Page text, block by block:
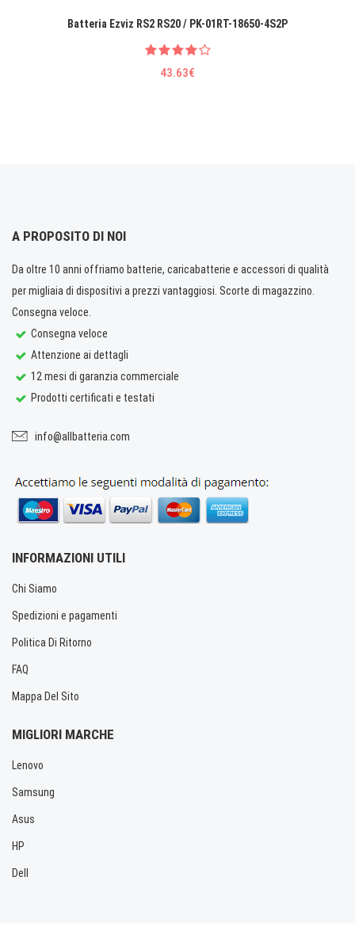
Batteria Ezviz RS2 RS20 / PK-01RT-18650-4S2P
43.63€
A PROPOSITO DI NOI
Da oltre 10 anni offriamo batterie, caricabatterie e accessori di qualità
per migliaia di dispositivi a prezzi vantaggiosi. Scorte di magazzino.
Consegna veloce.
Consegna veloce
Attenzione ai dettagli
12 mesi di garanzia commerciale
Prodotti certificati e testati
info@allbatteria.com
INFORMAZIONI UTILI
Chi Siamo
Spedizioni e pagamenti
Politica Di Ritorno
FAQ
Mappa Del Sito
MIGLIORI MARCHE
Lenovo
Samsung
Asus
HP
Dell